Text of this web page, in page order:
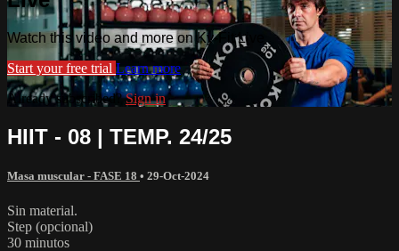
Watch this video and more on Ky-Fit Live
Start your free trial Learn more
Already subscribed?Sign in
HIIT - 08 | TEMP. 24/25
Masa muscular - FASE 18 • 29-Oct-2024
Sin material.
Step (opcional)
30 minutos